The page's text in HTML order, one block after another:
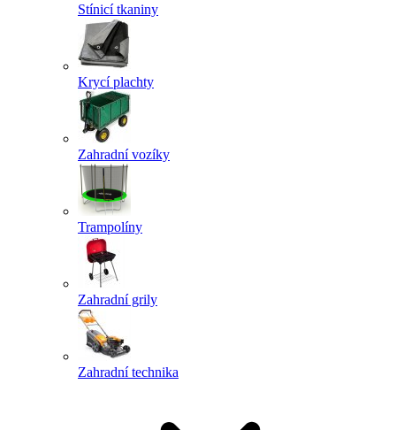
Stínicí tkaniny
Krycí plachty
Zahradní vozíky
Trampolíny
Zahradní grily
Zahradní technika